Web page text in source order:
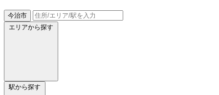
今治市
エリアから探す
駅から探す